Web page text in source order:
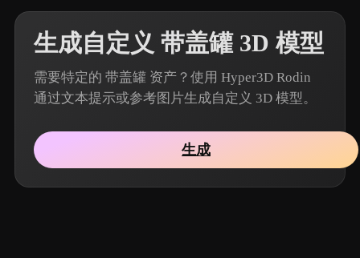
生成自定义 带盖罐 3D 模型
需要特定的 带盖罐 资产？使用 Hyper3D Rodin
通过文本提示或参考图片生成自定义 3D 模型。
生成